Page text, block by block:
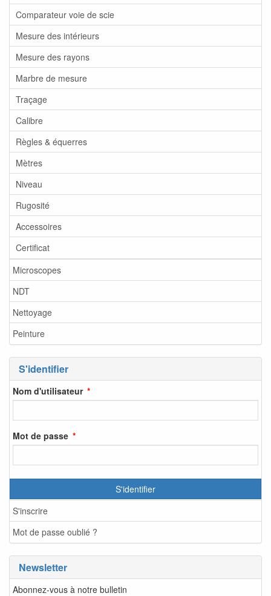
Comparateur voie de scie
Mesure des intérieurs
Mesure des rayons
Marbre de mesure
Traçage
Calibre
Règles & équerres
Mètres
Niveau
Rugosité
Accessoires
Certificat
Microscopes
NDT
Nettoyage
Peinture
S'identifier
Nom d'utilisateur
Mot de passe
S'identifier
S'inscrire
Mot de passe oublié ?
Newsletter
Abonnez-vous à notre bulletin